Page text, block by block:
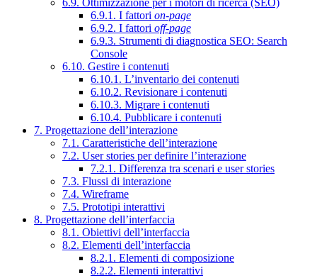
6.9. Ottimizzazione per i motori di ricerca (SEO)
6.9.1. I fattori on-page
6.9.2. I fattori off-page
6.9.3. Strumenti di diagnostica SEO: Search
Console
6.10. Gestire i contenuti
6.10.1. L’inventario dei contenuti
6.10.2. Revisionare i contenuti
6.10.3. Migrare i contenuti
6.10.4. Pubblicare i contenuti
7. Progettazione dell’interazione
7.1. Caratteristiche dell’interazione
7.2. User stories per definire l’interazione
7.2.1. Differenza tra scenari e user stories
7.3. Flussi di interazione
7.4. Wireframe
7.5. Prototipi interattivi
8. Progettazione dell’interfaccia
8.1. Obiettivi dell’interfaccia
8.2. Elementi dell’interfaccia
8.2.1. Elementi di composizione
8.2.2. Elementi interattivi